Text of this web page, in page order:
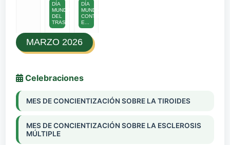
MARZO 2026
Celebraciones
MES DE CONCIENTIZACIÓN SOBRE LA TIROIDES
MES DE CONCIENTIZACIÓN SOBRE LA ESCLEROSIS
MÚLTIPLE
DÍA
MUNDIAL
DEL
TRAS...
DÍA
MUNDIAL
CONTRA
E...